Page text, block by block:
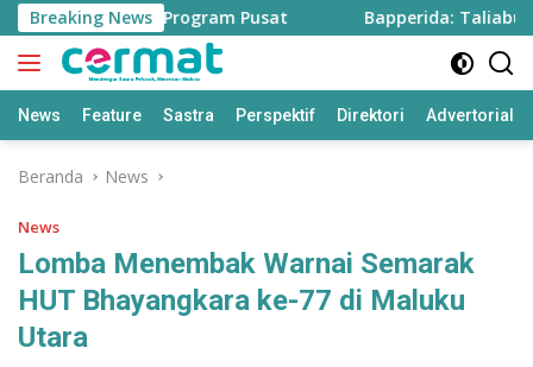
Langsung
ke
konten
Breaking News
Sawah dari Program Pusat Bapperida: Taliabu
News Feature Sastra Perspektif Direktori Advertorial
Beranda News
News
Lomba Menembak Warnai Semarak
HUT Bhayangkara ke-77 di Maluku
Utara